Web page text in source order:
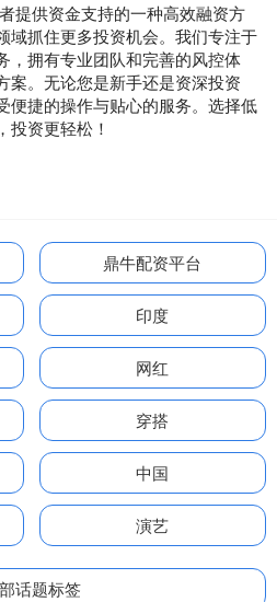
提供资金支持的一种高效融资方
域抓住更多投资机会。我们专注于
，拥有专业团队和完善的风控体
案。无论您是新手还是资深投资
便捷的操作与贴心的服务。选择低
投资更轻松！
鼎牛配资平台
印度
网红
穿搭
中国
演艺
话题标签